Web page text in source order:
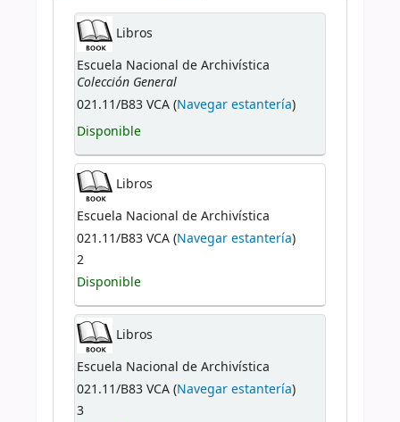
Libros
Escuela Nacional de Archivística
Colección General
021.11/B83 VCA (Navegar estantería)
Disponible
Libros
Escuela Nacional de Archivística
021.11/B83 VCA (Navegar estantería)
2
Disponible
Libros
Escuela Nacional de Archivística
021.11/B83 VCA (Navegar estantería)
3